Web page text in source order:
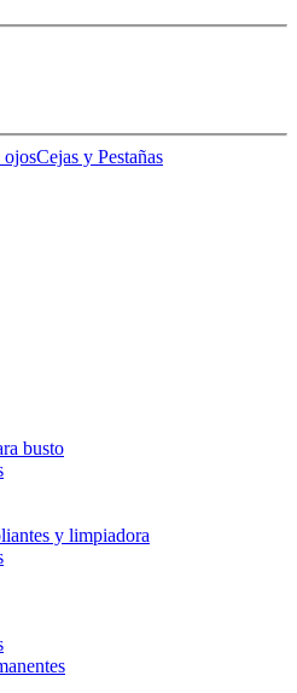
ojosCejas y Pestañas
busto
y limpiadora